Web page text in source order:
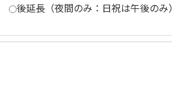
後延長（夜間のみ：日祝は午後のみ）